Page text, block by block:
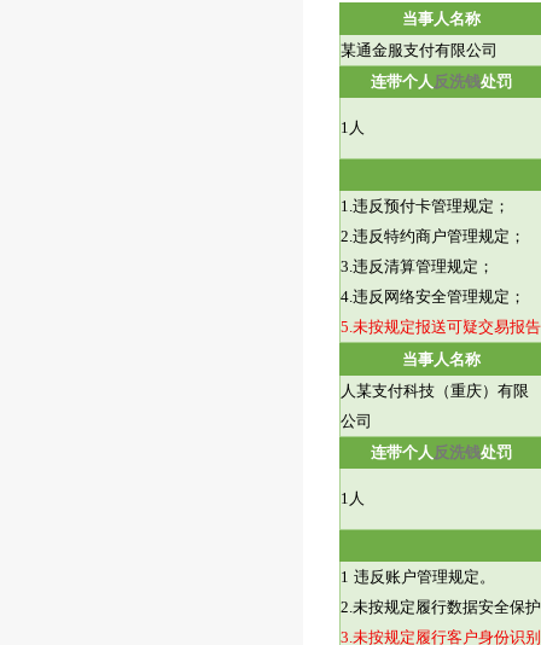
当事人名称
某通金服支付有限公司
连带个人反洗钱处罚
1 人
1.违反预付卡管理规定；
2.违反特约商户管理规定；
3.违反清算管理规定；
4.违反网络安全管理规定；
5.未按规定报送可疑交易报
当事人名称
人某支付科技（重庆）有限
公司
连带个人反洗钱处罚
1 人
1 违反账户管理规定。
2.未按规定履行数据安全保
3.未按规定履行客户身份识